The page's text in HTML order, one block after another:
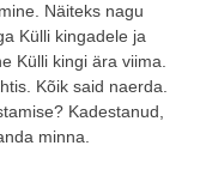
Näiteks nagu
Külli kingadele ja
Külli kingi ära viima.
Kõik said naerda.
Kadestanud,
minna.